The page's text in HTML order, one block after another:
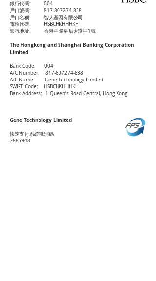
銀行代碼: 004
戶口號碼: 817-807274-838
戶口名稱: 智人基因有限公司
電匯代碼: HSBCHKHHHKH
銀行地址: 香港中環皇后大道中1號
The Hongkong and Shanghai Banking Corporation
Limited
Bank Code: 004
A/C Number: 817-807274-838
A/C Name: Gene Technology Limited
SWIFT Code: HSBCHKHHHKH
Bank Address: 1 Queen’s Road Central, Hong Kong
Gene Technology Limited
快速支付系統識別碼
​7886948